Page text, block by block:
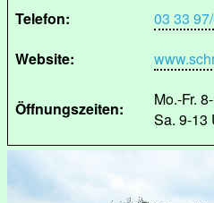
Telefon:
03 33
Website:
Öffnungszeiten:
Mo.-Fr.
Sa. 9-13